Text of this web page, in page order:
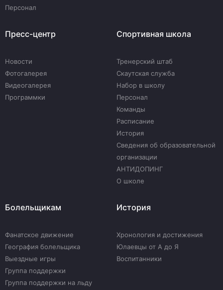
Персонал
Пресс-центр
Новости
Фотогалерея
Видеогалерея
Программки
Спортивная школа
Тренерский штаб
Скаутская служба
Набор в школу
Персонал
Команды
Расписание
История
Сведения об образовательной
организации
АНТИДОПИНГ
О школе
Болельщикам
Фанатское движение
География болельщика
Выездные игры
Группа поддержки
Группа поддержки на льду
История
Хронология и достижения
Юлаевцы от А до Я
Воспитанники